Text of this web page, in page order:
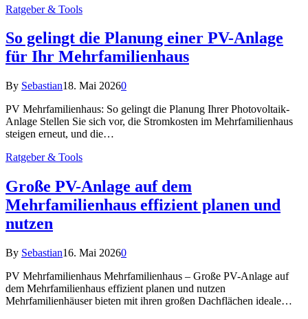
Ratgeber & Tools
So gelingt die Planung einer PV-Anlage
für Ihr Mehrfamilienhaus
By Sebastian18. Mai 20260
PV Mehrfamilienhaus: So gelingt die Planung Ihrer Photovoltaik-
Anlage Stellen Sie sich vor, die Stromkosten im Mehrfamilienhaus
steigen erneut, und die…
Ratgeber & Tools
Große PV-Anlage auf dem
Mehrfamilienhaus effizient planen und
nutzen
By Sebastian16. Mai 20260
PV Mehrfamilienhaus Mehrfamilienhaus – Große PV-Anlage auf
dem Mehrfamilienhaus effizient planen und nutzen
Mehrfamilienhäuser bieten mit ihren großen Dachflächen ideale…